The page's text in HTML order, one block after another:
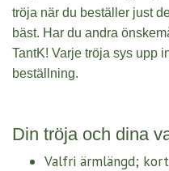
tröja när du beställer just
bäst. Har du andra
TantK! Varje tröja sys upp
beställning.
Din tröja och dina
Valfri ärmlängd;